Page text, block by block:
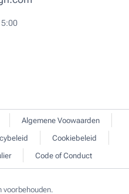
Algemene Voowaarden
Cookiebeleid
Code of Conduct
voorbehouden.